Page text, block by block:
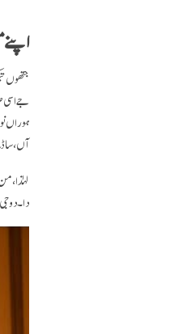
جتھوں
جے اسی
ہوراں
آں،
لہٰذا،
دا۔